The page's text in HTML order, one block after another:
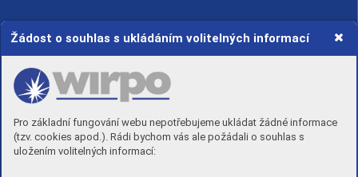
Žádost o souhlas s ukládáním volitelných informací
Pro základní fungování webu nepotřebujeme ukládat žádné informace
(tzv. cookies apod.). Rádi bychom vás ale požádali o souhlas s
uložením volitelných informací: